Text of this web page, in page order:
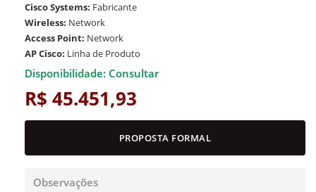
Cisco Systems: Fabricante
Wireless: Network
Access Point: Network
AP Cisco: Linha de Produto
Disponibilidade: Consultar
R$ 45.451,93
PROPOSTA FORMAL
Observações